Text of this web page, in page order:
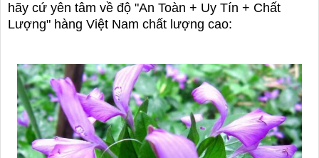
hãy cứ yên tâm về độ "An Toàn + Uy Tín + Chất
Lượng" hàng Việt Nam chất lượng cao: